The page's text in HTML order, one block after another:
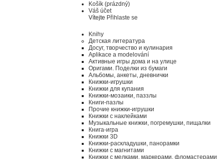
Košík (prázdný)
Váš účet
Vítejte Přihlaste se
Knihy
Детская литература
Досуг, творчество и кулинария
Aplikace a modelování
Активные игры дома и на улице
Оригами. Поделки из бумаги
Альбомы, анкеты, дневнички
Книжки-игрушки
Книжки для купания
Книжки-мозаики, паззлы
Книги-пазлы
Прочие книжки-игрушки
Книжки с наклейками
Музыкальные книжки, погремушки, пищалки
Книга-игра
Книжки 3D
Книжки-раскладушки, панорамки
Книжки с магнитами
Книжки с мелками, маркерами, фломастерами